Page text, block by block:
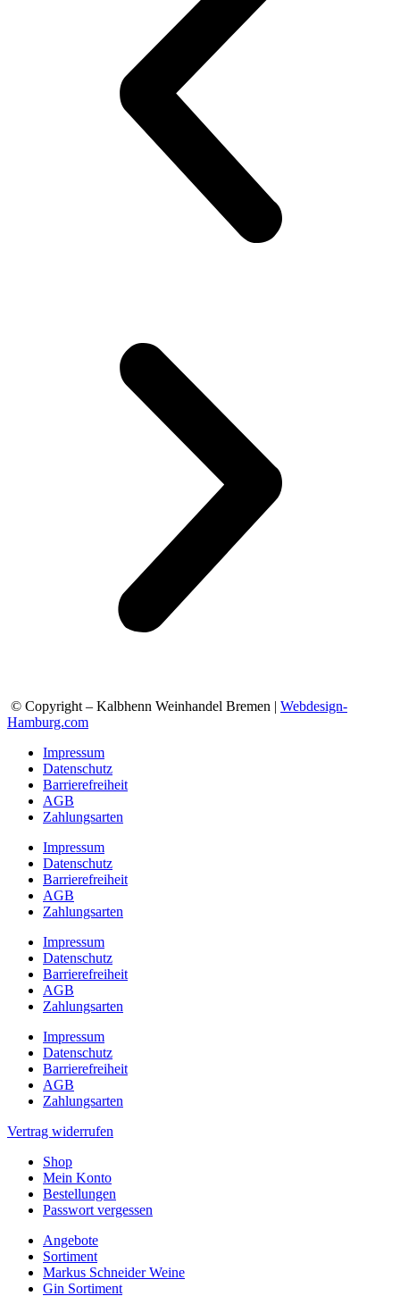
© Copyright – Kalbhenn Weinhandel Bremen | Webdesign-
Hamburg.com
Impressum
Datenschutz
Barrierefreiheit
AGB
Zahlungsarten
Impressum
Datenschutz
Barrierefreiheit
AGB
Zahlungsarten
Impressum
Datenschutz
Barrierefreiheit
AGB
Zahlungsarten
Impressum
Datenschutz
Barrierefreiheit
AGB
Zahlungsarten
Vertrag widerrufen
Shop
Mein Konto
Bestellungen
Passwort vergessen
Angebote
Sortiment
Markus Schneider Weine
Gin Sortiment